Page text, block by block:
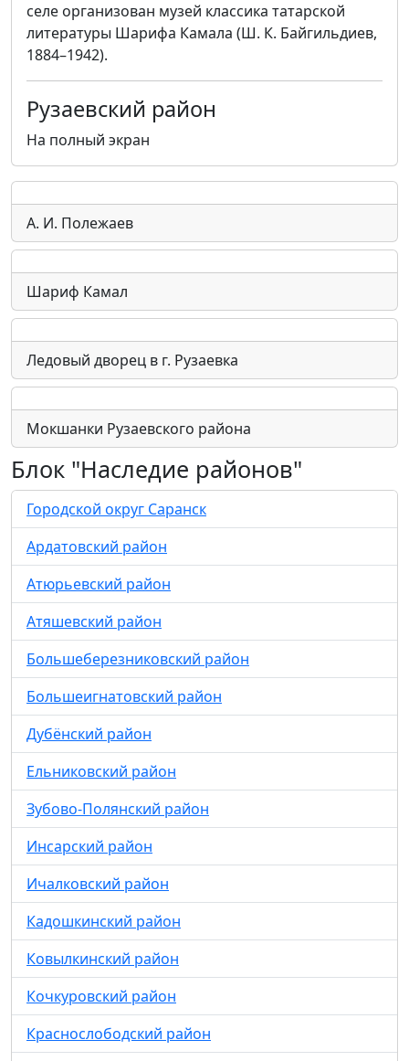
селе организован музей классика татарской
литературы Шарифа Камала (Ш. К. Байгильдиев,
1884–1942).
Рузаевский район
На полный экран
А. И. Полежаев
Шариф Камал
Ледовый дворец в г. Рузаевка
Мокшанки Рузаевского района
Блок "Наследие районов"
Городской округ Саранск
Ардатовский район
Атюрьевский район
Атяшевский район
Большеберезниковский район
Большеигнатовский район
Дубёнский район
Ельниковский район
Зубово-Полянский район
Инсарский район
Ичалковский район
Кадошкинский район
Ковылкинский район
Кочкуровский район
Краснослободский район